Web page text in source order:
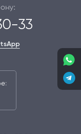
33